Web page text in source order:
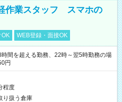
作業スタッフ スマホの
OK WEB登録・面接OK
間を超える勤務、22時～翌5時勤務の場
円
程度
り扱う倉庫